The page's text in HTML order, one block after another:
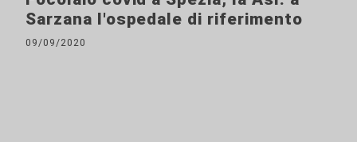
Sarzana l'ospedale di riferimento
09/09/2020